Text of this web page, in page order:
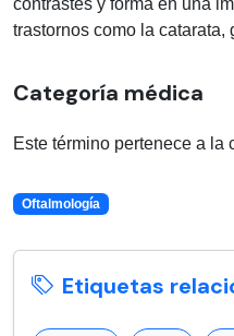
contrastes y forma en una
trastornos como la catarata,
Categoría médica
Este término pertenece a la
Oftalmología
Etiquetas